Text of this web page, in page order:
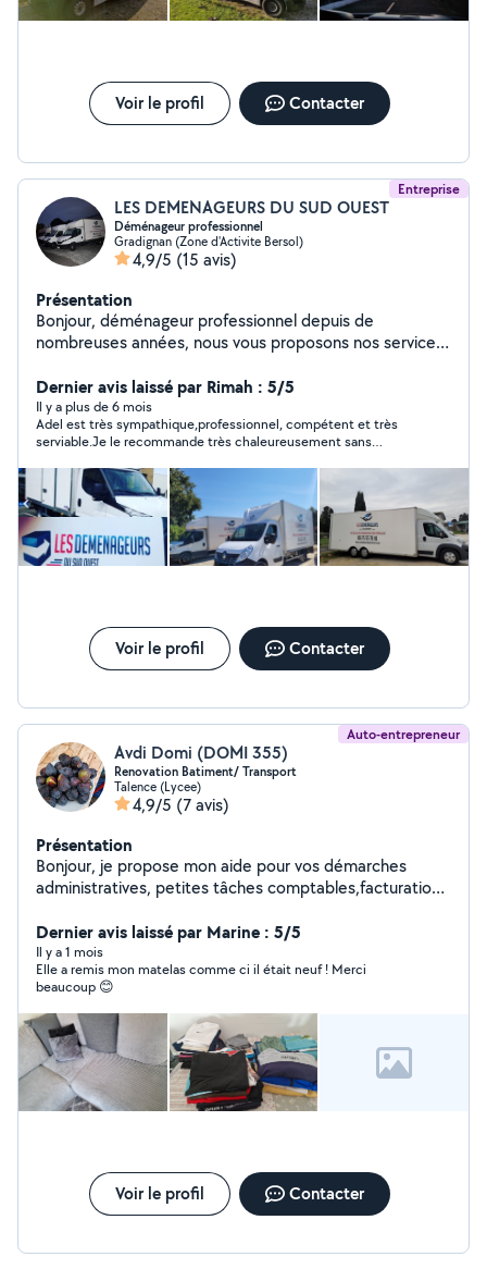
Voir le profil Contacter
Entreprise
LES DEMENAGEURS DU SUD OUEST
Déménageur professionnel
Gradignan (Zone d'Activite Bersol)
4,9/5 (15 avis)
Présentation
Bonjour, déménageur professionnel depuis de
nombreuses années, nous vous proposons nos services
Dernier avis laissé par Rimah : 5/5
Il y a plus de 6 mois
Adel est très sympathique,professionnel, compétent et très
serviable.Je le recommande très chaleureusement sans
pour votre professionnalisme.
Voir le profil Contacter
Auto-entrepreneur
Avdi Domi (DOMI 355)
Renovation Batiment/ Transport
Talence (Lycee)
4,9/5 (7 avis)
Présentation
Bonjour, je propose mon aide pour vos démarches
administratives, petites tâches comptables,facturation,
l'entretien de la maison (ménage, rangement, petits
services du quotidien), couture, Nettoyage carnape,
siege auto. Sérieux(se), organisé(e) et de confiance. Je
vous propose aussi le Renovation Batiment, peinture
extèrieur et interieur, renovation toit, etc N'hésitez pas
à me contacter en message privé
Dernier avis laissé par Marine : 5/5
Il y a 1 mois
Elle a remis mon matelas comme ci il était neuf ! Merci
beaucoup 😊
Voir le profil Contacter